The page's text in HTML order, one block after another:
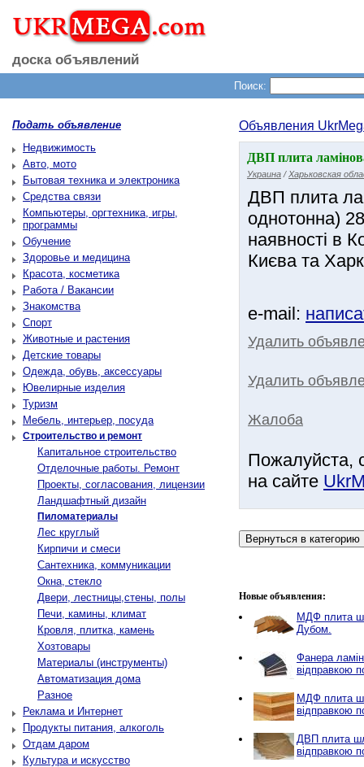
доска объявлений
Поиск:
Подать объявление
Недвижимость
Авто, мото
Бытовая техника и электроника
Средства связи
Компьютеры, оргтехника, игры,
программы
Обучение
Здоровье и медицина
Красота, косметика
Работа / Вакансии
Знакомства
Спорт
Животные и растения
Детские товары
Одежда, обувь, аксессуары
Ювелирные изделия
Туризм
Мебель, интерьер, посуда
Строительство и ремонт
Капитальное строительство
Отделочные работы. Ремонт
Проекты, согласования, лицензии
Ландшафтный дизайн
Пиломатериалы
Лес круглый
Кирпичи и смеси
Сантехника, коммуникации
Окна, стекло
Двери, лестницы,стены, полы
Печи, камины, климат
Кровля, плитка, камень
Хозтовары
Материалы (инструменты)
Автоматизация дома
Разное
Реклама и Интернет
Продукты питания, алкоголь
Отдам даром
Культура и искусство
Объявления
ДВП плита
Украина / Харьковская
ДВП плита
однотонна)
наявності в
Києва та
e-mail:
Удалить
Удалить
Жалоба
Пожалуйста,
на сайте
Новые объявления:
МДФ плита
Дубом.
Фанера
відправкою
МДФ плита
відправкою
ДВП плита
відправкою